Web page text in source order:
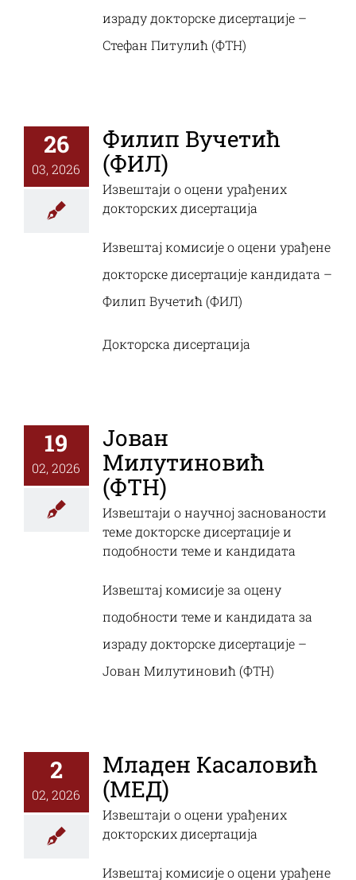
израду докторске дисертације –
Стефан Питулић (ФТН)
26
03, 2026
Филип Вучетић
(ФИЛ)
Извештаји о оцени урађених
докторских дисертација
Извештај комисије о оцени урађене
докторске дисертације кандидата –
Филип Вучетић (ФИЛ)
Докторска дисертација
19
02, 2026
Јован
Милутиновић
(ФТН)
Извештаји о научној заснованости
теме докторске дисертације и
подобности теме и кандидата
Извештај комисије за оцену
подобности теме и кандидата за
израду докторске дисертације –
Јован Милутиновић (ФТН)
2
02, 2026
Младен Касаловић
(МЕД)
Извештаји о оцени урађених
докторских дисертација
Извештај комисије о оцени урађене